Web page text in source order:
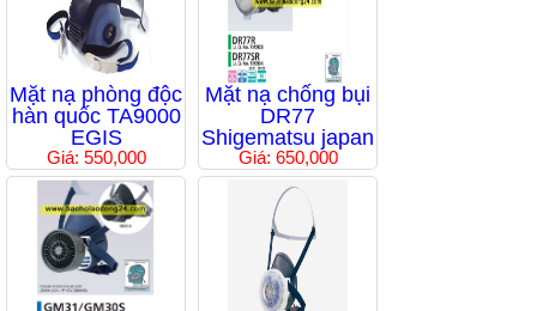
Mặt nạ phòng độc
hàn quốc TA9000
EGIS
Giá: 550,000
Mặt nạ chống bụi
DR77
Shigematsu japan
Giá: 650,000